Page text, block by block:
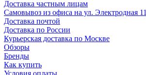
Доставка частным лицам
Самовывоз из офиса на ул. Электродная 11
Доставка почтой
Доставка по России
Курьерская доставка по Москве
Обзоры
Бренды
Как купить
Условия оплаты